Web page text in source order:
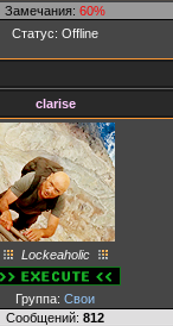
Замечания: 60%
Статус: Offline
clarise
Lockeaholic
Группа: Свои
Сообщений: 812